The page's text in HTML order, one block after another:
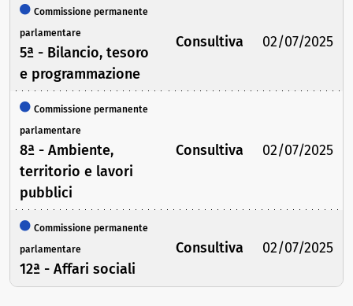
Commissione permanente
parlamentare
5ª - Bilancio, tesoro
e programmazione
Consultiva 02/07/2025
Commissione permanente
parlamentare
8ª - Ambiente,
territorio e lavori
pubblici
Consultiva 02/07/2025
Commissione permanente
parlamentare
12ª - Affari sociali
Consultiva 02/07/2025